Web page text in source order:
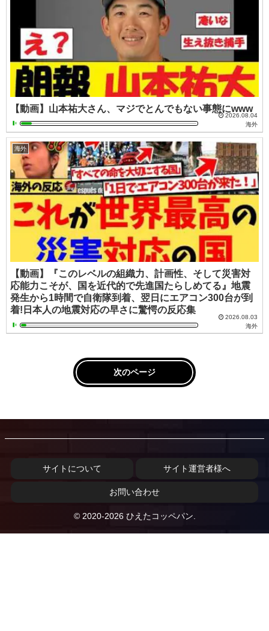
【動画】山本祐大さん、マジでとんでもない事態にwww
2026.08.04
海外
海外
【動画】『このレベルの組織力、計画性、そして災害対
応能力こそが、国を近代的で先進国たらしめてる』地震
発生から1時間で自衛隊到着、翌日にエアコン300台が到
着!日本人の地震対応の早さに驚愕の反応集
2026.08.03
海外
次のページ
サイトについて サイト運営者様へ
お問い合わせ
© 2020-2026 ひえたコッペパン.